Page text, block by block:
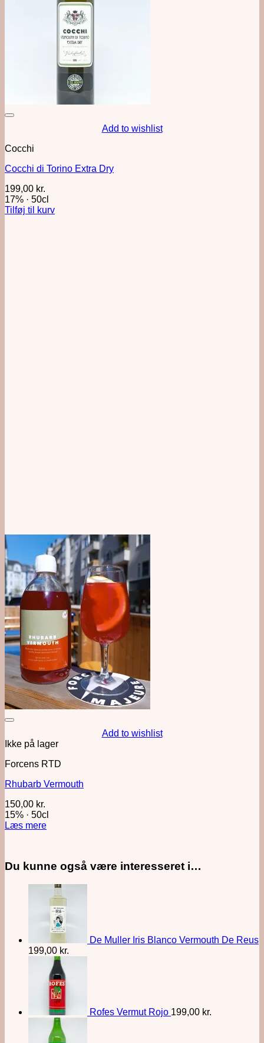
Add to wishlist
Cocchi
Cocchi di Torino Extra Dry
199,00 kr.
17% · 50cl
Tilføj til kurv
Add to wishlist
Ikke på lager
Forcens RTD
Rhubarb Vermouth
150,00 kr.
15% · 50cl
Læs mere
Du kunne også være interesseret i…
De Muller Iris Blanco Vermouth De Reus
199,00 kr.
Rofes Vermut Rojo 199,00 kr.